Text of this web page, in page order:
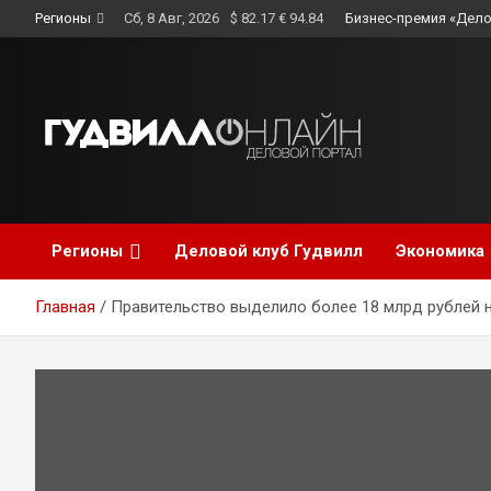
to
Регионы Сб, 8 Авг, 2026 $ 82.17 € 94.84 Бизнес-премия
Регионы Деловой клуб Гудвилл Экономика
Главная Правительство выделило более 18 млрд рублей